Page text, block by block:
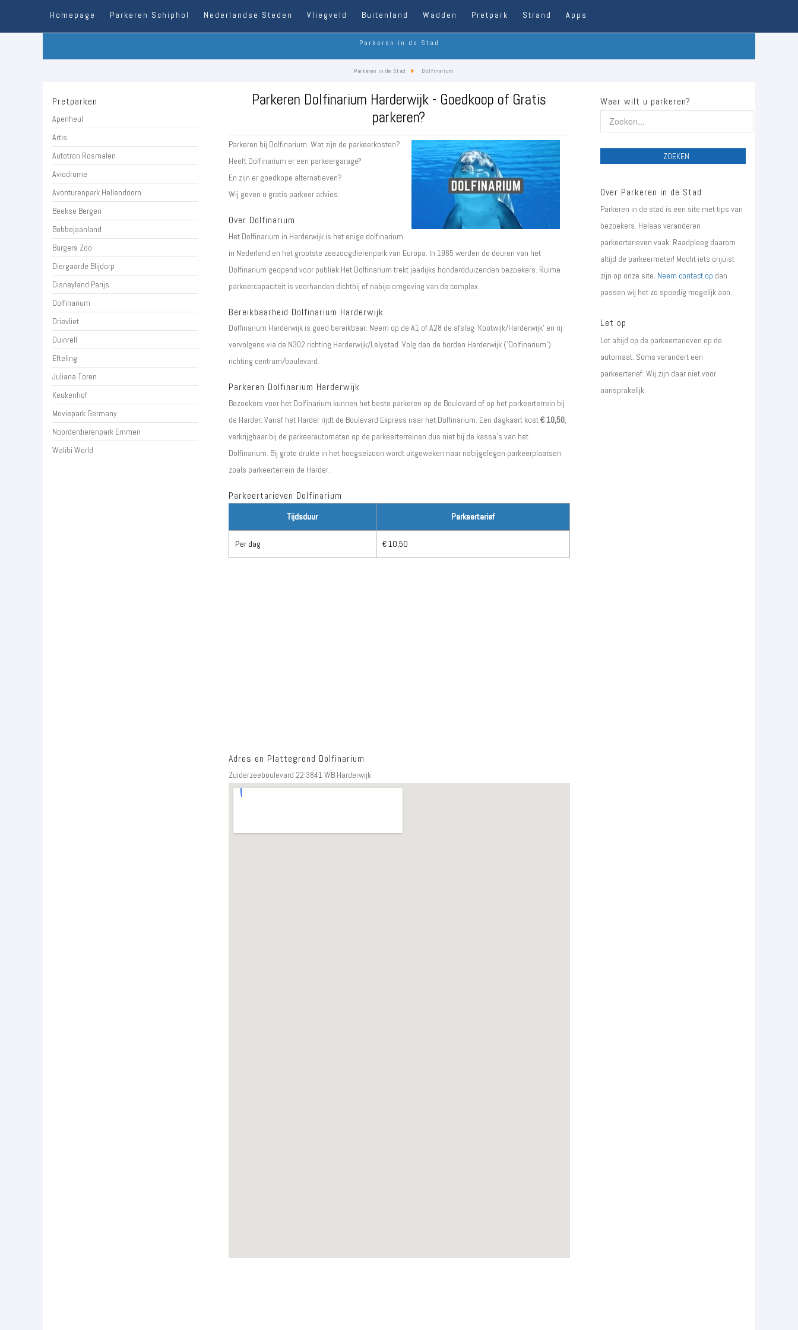
Homepage Parkeren Schiphol Nederlandse Steden Vliegveld Buitenland Wadden Pretpark Strand Apps
Parkeren in de Stad
Parkeren in de Stad Dolfinarium
Pretparken
Apenheul
Artis
Autotron Rosmalen
Aviodrome
Avonturenpark Hellendoorn
Beekse Bergen
Bobbejaanland
Burgers Zoo
Diergaarde Blijdorp
Disneyland Parijs
Dolfinarium
Drievliet
Duinrell
Efteling
Juliana Toren
Keukenhof
Moviepark Germany
Noorderdierenpark Emmen
Walibi World
Parkeren Dolfinarium Harderwijk - Goedkoop of Gratis
parkeren?
Parkeren bij Dolfinarium. Wat zijn de parkeerkosten?
Heeft Dolfinarium er een parkeergarage?
En zijn er goedkope alternatieven?
Wij geven u gratis parkeer advies.
Over Dolfinarium
Het Dolfinarium in Harderwijk is het enige dolfinarium
in Nederland en het grootste zeezoogdierenpark van Europa. In 1965 werden de deuren van het
Dolfinarium geopend voor publiek.Het Dolfinarium trekt jaarlijks honderdduizenden bezoekers. Ruime
parkeercapaciteit is voorhanden dichtbij of nabije omgeving van de complex.
Bereikbaarheid Dolfinarium Harderwijk
Dolfinarium Harderwijk is goed bereikbaar. Neem op de A1 of A28 de afslag ‘Kootwijk/Harderwijk’ en rij
vervolgens via de N302 richting Harderwijk/Lelystad. Volg dan de borden Harderwijk (‘Dolfinarium’)
richting centrum/boulevard.
Parkeren Dolfinarium Harderwijk
Bezoekers voor het Dolfinarium kunnen het beste parkeren op de Boulevard of op het parkeerterrein bij
de Harder. Vanaf het Harder rijdt de Boulevard Express naar het Dolfinarium. Een dagkaart kost€ 10,50,
verkrijgbaar bij de parkeerautomaten op de parkeerterreinen dus niet bij de kassa's van het
Dolfinarium. Bij grote drukte in het hoogseizoen wordt uitgeweken naar nabijgelegen parkeerplaatsen
zoals parkeerterrein de Harder.
Parkeertarieven Dolfinarium
Tijdsduur Parkeertarief
Per dag € 10,50
Adres en Plattegrond Dolfinarium
Zuiderzeeboulevard 22 3841 WB Harderwijk
Waar wilt u parkeren?
ZOEKEN
Over Parkeren in de Stad
Parkeren in de stad is een site met tips van
bezoekers. Helaas veranderen
parkeertarieven vaak. Raadpleeg daarom
altijd de parkeermeter! Mocht iets onjuist
zijn op onze site. Neem contact op dan
passen wij het zo spoedig mogelijk aan.
Let op
Let altijd op de parkeertarieven op de
automaat. Soms verandert een
parkeertarief. Wij zijn daar niet voor
aansprakelijk.